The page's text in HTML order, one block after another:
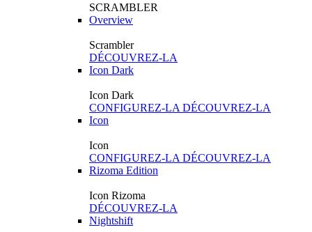
SCRAMBLER
Overview
Scrambler
DÉCOUVREZ-LA
Icon Dark
Icon Dark
CONFIGUREZ-LA DÉCOUVREZ-LA
Icon
Icon
CONFIGUREZ-LA DÉCOUVREZ-LA
Rizoma Edition
Icon Rizoma
DÉCOUVREZ-LA
Nightshift